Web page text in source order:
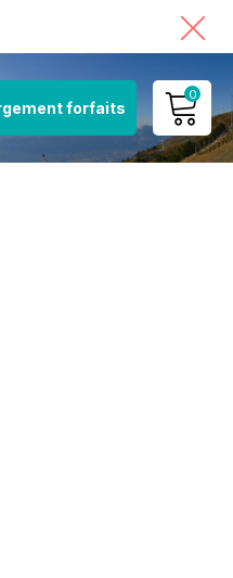
forfaits
0
MON COMPTE